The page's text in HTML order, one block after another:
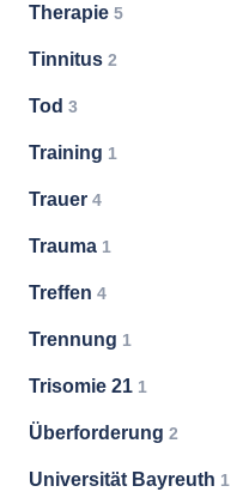
Therapie 5
Tinnitus 2
Tod 3
Training 1
Trauer 4
Trauma 1
Treffen 4
Trennung 1
Trisomie 21 1
Überforderung 2
Universität Bayreuth 1